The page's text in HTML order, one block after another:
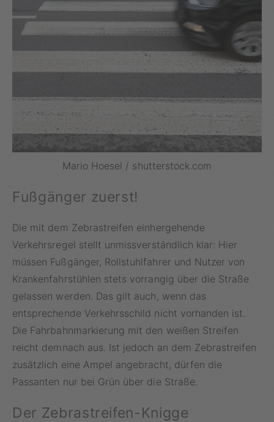
Mario Hoesel / shutterstock.com
Fußgänger zuerst!
Die mit dem Zebrastreifen einhergehende
Verkehrsregel stellt unmissverständlich klar: Hier
müssen Fußgänger, Rollstuhlfahrer und Nutzer von
Krankenfahrstühlen stets vorrangig über die Straße
gelassen werden. Das gilt auch, wenn das
entsprechende Verkehrsschild nicht vorhanden ist.
Die Fahrbahnmarkierung mit den weißen Streifen
reicht demnach aus. Ist jedoch an dem Zebrastreifen
zusätzlich eine Ampel angebracht, dürfen die
Passanten nur bei Grün über die Straße.
Der Zebrastreifen-Knigge